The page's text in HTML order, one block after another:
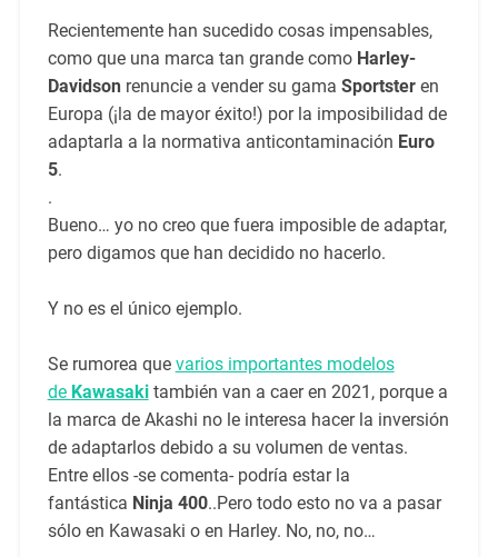
Recientemente han sucedido cosas impensables,
como que una marca tan grande como Harley-
Davidsonrenuncie a vender su gama Sportsteren
Europa (¡la de mayor éxito!) por la imposibilidad de
adaptarla a la normativa anticontaminación Euro
5.
.
Bueno… yo no creo que fuera imposible de adaptar,
pero digamos que han decidido no hacerlo.
Y no es el único ejemplo.
Se rumorea que varios importantes modelos
de Kawasakitambién van a caer en 2021, porque a
la marca de Akashi no le interesa hacer la inversión
de adaptarlos debido a su volumen de ventas.
Entre ellos -se comenta- podría estar la
fantástica Ninja 400..Pero todo esto no va a pasar
sólo en Kawasaki o en Harley. No, no, no…